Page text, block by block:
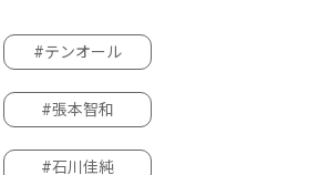
#テンオール
#張本智和
#石川佳純